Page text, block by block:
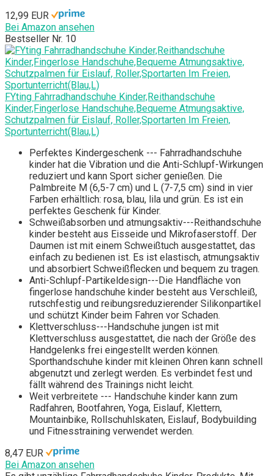
12,99 EUR
Bei Amazon ansehen
Bestseller Nr. 10
FYting Fahrradhandschuhe Kinder,Reithandschuhe
Kinder,Fingerlose Handschuhe,Bequeme Atmungsaktive,
Schutzpalmen für Eislauf, Roller,Sportarten Im Freien,
Sportunterricht(Blau,L)
Perfektes Kindergeschenk --- Fahrradhandschuhe
kinder hat die Vibration und die Anti-Schlupf-Wirkungen
reduziert und kann Sport sicher genießen. Die
Palmbreite M (6,5-7 cm) und L (7-7,5 cm) sind in vier
Farben erhältlich: rosa, blau, lila und grün. Es ist ein
perfektes Geschenk für Kinder.
Schweißabsorben und atmungsaktiv---Reithandschuhe
kinder besteht aus Eisseide und Mikrofaserstoff. Der
Daumen ist mit einem Schweißtuch ausgestattet, das
einfach zu bedienen ist. Es ist elastisch, atmungsaktiv
und absorbiert Schweißflecken und bequem zu tragen.
Anti-Schlupf-Partikeldesign---Die Handfläche von
fingerlose handschuhe kinder besteht aus Verschleiß,
rutschfestig und reibungsreduzierender Silikonpartikel
und schützt Kinder beim Fahren vor Schaden.
Klettverschluss---Handschuhe jungen ist mit
Klettverschluss ausgestattet, die nach der Größe des
Handgelenks frei eingestellt werden können.
Sporthandschuhe kinder mit kleinen Ohren kann schnell
abgenutzt und zerlegt werden. Es verbindet fest und
fällt während des Trainings nicht leicht.
Weit verbreitete --- Handschuhe kinder kann zum
Radfahren, Bootfahren, Yoga, Eislauf, Klettern,
Mountainbike, Rollschuhlskaten, Eislauf, Bodybuilding
und Fitnesstraining verwendet werden.
8,47 EUR
Bei Amazon ansehen